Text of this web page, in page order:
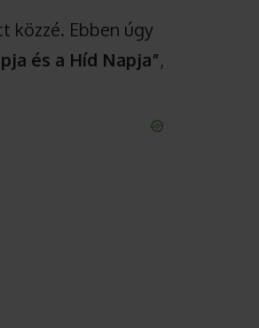
közzé. Ebben úgy
és a Híd Napja”,